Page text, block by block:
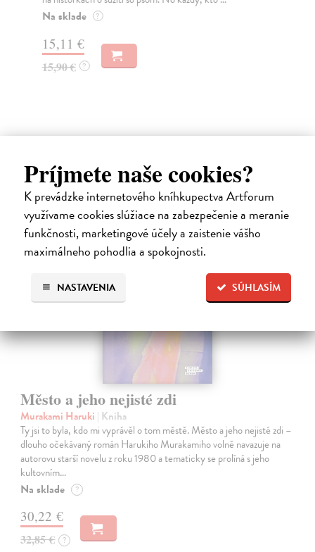
Príjmete naše cookies?
K prevádzke internetového kníhkupectva Artforum
využívame cookies slúžiace na zabezpečenie a meranie
funkčnosti, marketingové účely a zaistenie vášho
maximálneho pohodlia a spokojnosti.
SÚHLASÍM
NASTAVENIA
Na sklade ?
15,11 €
15,90 € ?
beletria
na sklade
novinka
Město a jeho nejisté zdi
Murakami Haruki | Kniha
Ty jsi to byla, kdo mi vyprávěl o tom městě. Město a jeho nejisté zdi –
dlouho očekávaný román Harukiho Murakamiho volně navazuje na
autorovu starší novelu z roku 1980 a tematicky se prolíná s jeho
kultovním…
Na sklade ?
30,22 €
32,85 € ?